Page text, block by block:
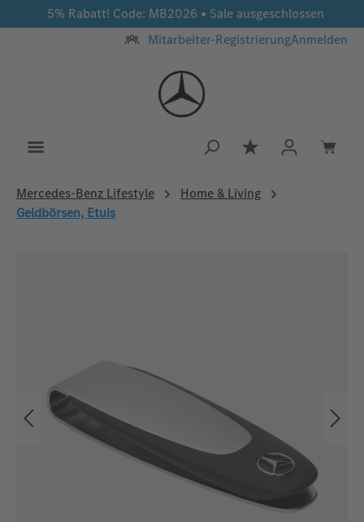
Zum Hauptinhalt springen
5% Rabatt! Code: MB2026 • Sale ausgeschlossen
Mitarbeiter-RegistrierungAnmelden
Du hast 0
Mercedes‑Benz Lifestyle
Home & Living
Geldbörsen, Etuis